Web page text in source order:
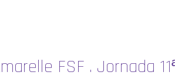
FSF . Jornada